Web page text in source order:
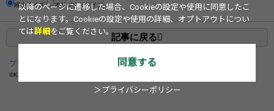
縮小サイズ オリジナルサイズ
記事に戻る
プライバシーポリシー お問い合わせ
©KADOKAWA ASCII Research Laboratories, Inc.
以降のページに遷移した場合、Cookieの設定や使用に同意したこ
とになります。Cookieの設定や使用の詳細、オプトアウトについ
ては詳細をご覧ください。
同意する
＞プライバシーポリシー